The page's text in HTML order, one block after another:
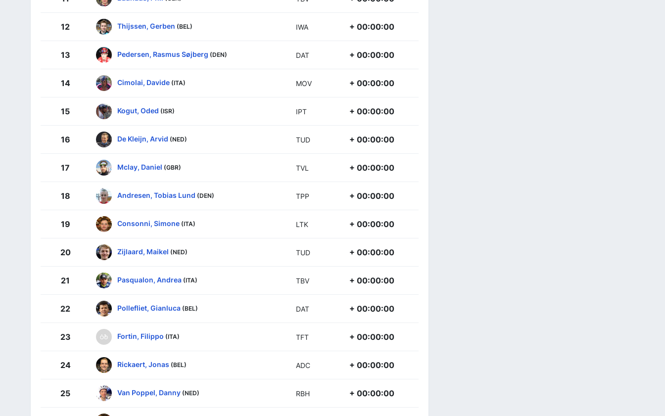
12 Thijssen, Gerben (BEL) IWA + 00:00:00
13 Pedersen, Rasmus Søjberg (DEN) DAT + 00:00:00
14 Cimolai, Davide (ITA) MOV + 00:00:00
15 Kogut, Oded (ISR) IPT + 00:00:00
16 De Kleijn, Arvid (NED) TUD + 00:00:00
17 Mclay, Daniel (GBR) TVL + 00:00:00
18 Andresen, Tobias Lund (DEN) TPP + 00:00:00
19 Consonni, Simone (ITA) LTK + 00:00:00
20 Zijlaard, Maikel (NED) TUD + 00:00:00
21 Pasqualon, Andrea (ITA) TBV + 00:00:00
22 Pollefliet, Gianluca (BEL) DAT + 00:00:00
23 Fortin, Filippo (ITA) TFT + 00:00:00
24 Rickaert, Jonas (BEL) ADC + 00:00:00
25 Van Poppel, Danny (NED) RBH + 00:00:00